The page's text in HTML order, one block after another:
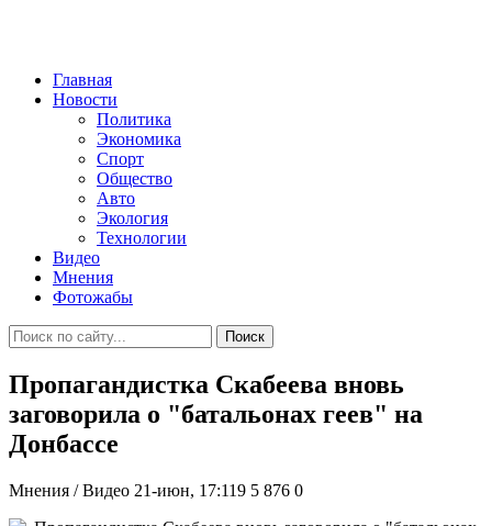
Главная
Новости
Политика
Экономика
Спорт
Общество
Авто
Экология
Технологии
Видео
Мнения
Фотожабы
Поиск
Пропагандистка Скабеева вновь
заговорила о "батальонах геев" на
Донбассе
Мнения / Видео 21-июн, 17:119 5 876 0